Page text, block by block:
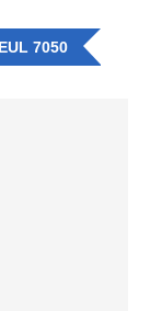
7050